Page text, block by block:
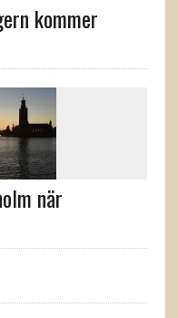
kommer
när